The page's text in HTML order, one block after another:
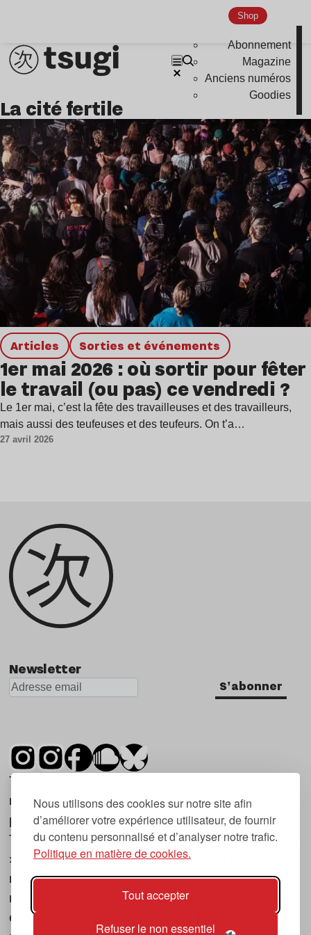
Nous utilisons des cookies sur notre site afin
d’améliorer votre expérience utilisateur, de fournir
du contenu personnalisé et d’analyser notre trafic.
Politique en matière de cookies.
Tout accepter
Refuser le non essentiel
Shop
Abonnement
Magazine
Anciens numéros
Goodies
la cité fertile
Articles Sorties et événements
1er mai 2026 : où sortir pour fêter
le travail (ou pas) ce vendredi ?
Le 1er mai, c’est la fête des travailleuses et des travailleurs,
mais aussi des teufeuses et des teufeurs. On t’a…
27 avril 2026
Newsletter
S'abonner
Tsugi est un mensuel indépendant sur la
musique et les nouvelles tendances, dont la
première parution date de 2007.
Tsugi en japonais signifie « prochain », « suivant
», ce qui correspond à la thématique du
magazine, à l’affût des nouvelles tendances
musicales, qu’elles viennent de la musique
électronique, du rock ou du hip hop, et des